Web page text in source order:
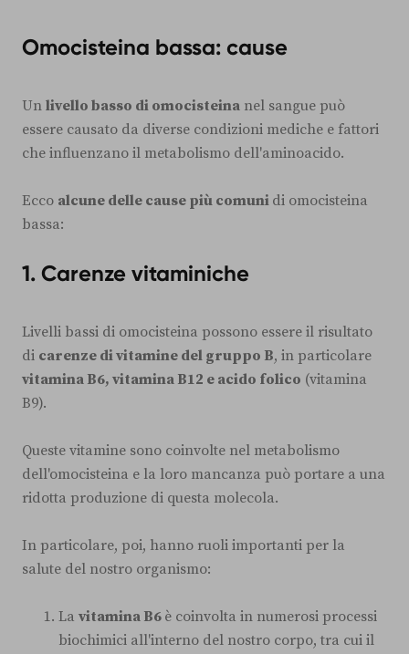
Omocisteina bassa: cause
Un livello basso di omocisteina nel sangue può
essere causato da diverse condizioni mediche e fattori
che influenzano il metabolismo dell'aminoacido.
Ecco alcune delle cause più comuni di omocisteina
bassa:
1. Carenze vitaminiche
Livelli bassi di omocisteina possono essere il risultato
di carenze di vitamine del gruppo B, in particolare
vitamina B6, vitamina B12 e acido folico (vitamina
B9).
Queste vitamine sono coinvolte nel metabolismo
dell'omocisteina e la loro mancanza può portare a una
ridotta produzione di questa molecola.
In particolare, poi, hanno ruoli importanti per la
salute del nostro organismo:
La vitamina B6 è coinvolta in numerosi processi
biochimici all'interno del nostro corpo, tra cui il